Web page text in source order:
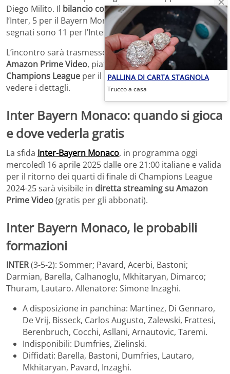
Diego Milito. Il bilancio complessivovede 4 vittorie per
l’Inter, 5 per il Bayern Monaco e un pareggio. I gol
segnati sono 11 per l’Inter e 14 per i tedeschi.
L’incontro sarà trasmesso indiretta streaming su
Amazon Prime Video, piattaforma ufficiale della
UEFA
Champions League per il mercato italiano. Andiamo a
vedere i dettagli.
Inter Bayern Monaco: quando si gioca
e dove vederla gratis
La sfida Inter-Bayern Monaco, in programma oggi
mercoledì 16 aprile 2025 dalle ore 21:00 italiane e valida
per il ritorno dei quarti di finale di Champions League
2024-25 sarà visibile in diretta streaming su Amazon
Prime Video(gratis per gli abbonati).
Inter Bayern Monaco, le probabili
formazioni
INTER(3-5-2): Sommer; Pavard, Acerbi, Bastoni;
Darmian, Barella, Calhanoglu, Mkhitaryan, Dimarco;
Thuram, Lautaro. Allenatore: Simone Inzaghi.
A disposizione in panchina: Martinez, Di Gennaro,
De Vrij, Bisseck, Carlos Augusto, Zalewski, Frattesi,
Berenbruch, Cocchi, Asllani, Arnautovic, Taremi.
Indisponibili: Dumfries, Zielinski.
Diffidati: Barella, Bastoni, Dumfries, Lautaro,
Mkhitaryan, Pavard, Inzaghi.
PALLINA DI CARTA STAGNOLA
Trucco a casa